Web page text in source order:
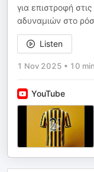
για επιστροφή
αδυναμιών στο
Listen
1 Nov 2025 • 10 min
YouTube